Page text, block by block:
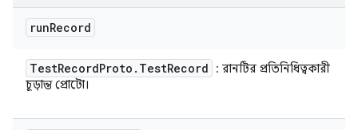
runRecord
TestRecordProto . TestRecord
: রানটির প্রতিনিধিত্বকারী
চূড়ান্ত প্রোটো।